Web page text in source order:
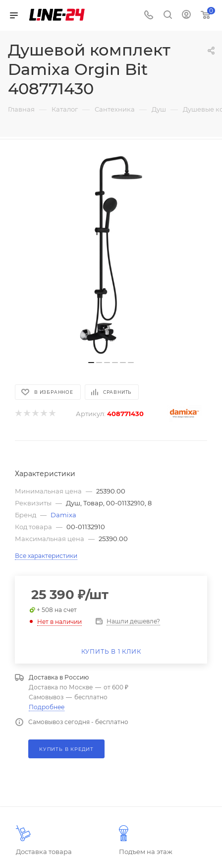
0
Душевой комплект
Damixa Orgin Bit
408771430
Главная — Каталог — Сантехника — Душ — Душевые
В ИЗБРАННОЕ СРАВНИТЬ
Артикул: 408771430
Характеристики
Минимальная цена — 25390.00
Реквизиты — Душ, Товар, 00-01132910, 8
Бренд — Damixa
Код товара — 00-01132910
Максимальная цена — 25390.00
Все характеристики
25 390 ₽/шт
+ 508 на счет
Нет в наличии
Нашли дешевле?
КУПИТЬ В 1 КЛИК
Доставка в Россию
Доставка по Москве — от 600 ₽
Самовывоз — бесплатно
Подробнее
Самовывоз сегодня - бесплатно
КУПИТЬ В КРЕДИТ
Доставка товара Подъем на этаж